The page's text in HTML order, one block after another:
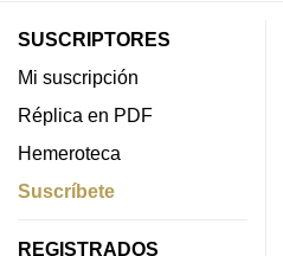
SUSCRIPTORES
Mi suscripción
Réplica en PDF
Hemeroteca
Suscríbete
REGISTRADOS